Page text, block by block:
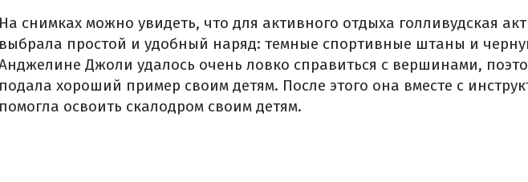
На снимках можно увидеть, что для активного отдыха голливудская
выбрала простой и удобный наряд: темные спортивные штаны и
Джоли удалось очень ловко справиться с вершинами,
подала хороший пример своим детям. После этого она вместе с
помогла освоить скалодром своим детям.